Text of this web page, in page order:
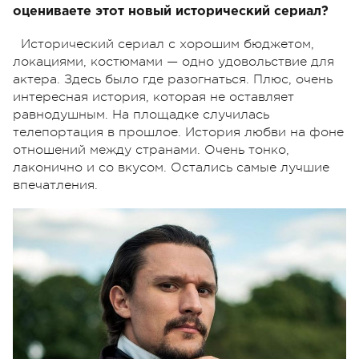
оцениваете этот новый исторический сериал?
Исторический сериал с хорошим бюджетом,
локациями, костюмами — одно удовольствие для
актера. Здесь было где разогнаться. Плюс, очень
интересная история, которая не оставляет
равнодушным. На площадке случилась
телепортация в прошлое. История любви на фоне
отношений между странами. Очень тонко,
лаконично и со вкусом. Остались самые лучшие
впечатления.